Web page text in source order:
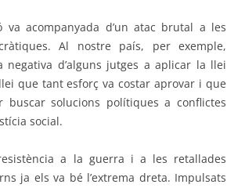
va acompanyada d’un atac brutal a les
Al nostre país, per exemple,
negativa d’alguns jutges a aplicar la llei
que tant esforç va costar aprovar i que
buscar solucions polítiques a conflictes
social.
a la guerra i a les retallades
ja els va bé l’extrema dreta. Impulsats